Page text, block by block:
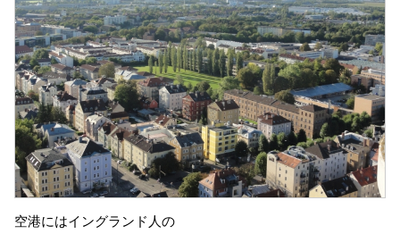
空港にはイングランド人の